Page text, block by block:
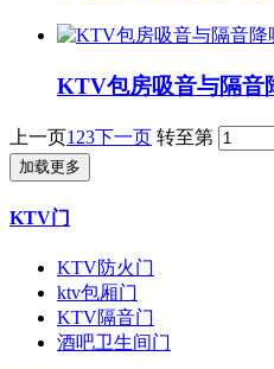
KTV包房吸音与隔音
上一页1 23下一页 转至第
加载更多
KTV门
KTV防火门
ktv包厢门
KTV隔音门
酒吧卫生间门